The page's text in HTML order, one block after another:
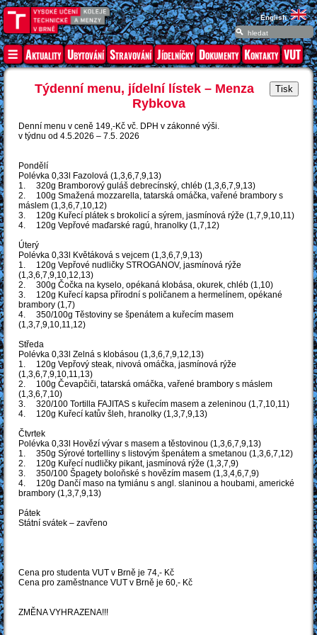
English
Aktuality Ubytování Stravování Jídelníčky Dokumenty Kontakty VUT
Týdenní menu, jídelní lístek – Menza
Rybkova
Denní menu v ceně 149,-Kč vč. DPH v zákonné výši.
v týdnu od 4.5.2026 – 7.5. 2026
Pondělí
Polévka 0,33l Fazolová (1,3,6,7,9,13)
1. 320g Bramborový guláš debrecínský, chléb (1,3,6,7,9,13)
2. 100g Smažená mozzarella, tatarská omáčka, vařené brambory s
máslem (1,3,6,7,10,12)
3. 120g Kuřecí plátek s brokolicí a sýrem, jasmínová rýže (1,7,9,10,11)
4. 120g Vepřové maďarské ragú, hranolky (1,7,12)
Úterý
Polévka 0,33l Květáková s vejcem (1,3,6,7,9,13)
1. 120g Vepřové nudličky STROGANOV, jasmínová rýže
(1,3,6,7,9,10,12,13)
2. 300g Čočka na kyselo, opékaná klobása, okurek, chléb (1,10)
3. 120g Kuřecí kapsa přírodní s poličanem a hermelínem, opékané
brambory (1,7)
4. 350/100g Těstoviny se špenátem a kuřecím masem
(1,3,7,9,10,11,12)
Středa
Polévka 0,33l Zelná s klobásou (1,3,6,7,9,12,13)
1. 120g Vepřový steak, nivová omáčka, jasmínová rýže
(1,3,6,7,9,10,11,13)
2. 100g Čevapčiči, tatarská omáčka, vařené brambory s máslem
(1,3,6,7,10)
3. 320/100 Tortilla FAJITAS s kuřecím masem a zeleninou (1,7,10,11)
4. 120g Kuřecí katův šleh, hranolky (1,3,7,9,13)
Čtvrtek
Polévka 0,33l Hovězí vývar s masem a těstovinou (1,3,6,7,9,13)
1. 350g Sýrové tortelliny s listovým špenátem a smetanou (1,3,6,7,12)
2. 120g Kuřecí nudličky pikant, jasmínová rýže (1,3,7,9)
3. 350/100 Špagety boloňské s hovězím masem (1,3,4,6,7,9)
4. 120g Dančí maso na tymiánu s angl. slaninou a houbami, americké
brambory (1,3,7,9,13)
Pátek
Státní svátek – zavřeno
Cena pro studenta VUT v Brně je 74,- Kč
Cena pro zaměstnance VUT v Brně je 60,- Kč
ZMĚNA VYHRAZENA!!!